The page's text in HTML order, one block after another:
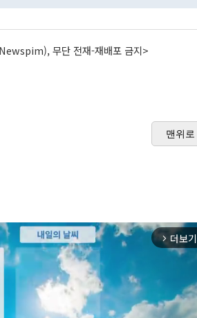
무단 전재-재배포 금지>
맨위로
arrow_forward_ios 더보기